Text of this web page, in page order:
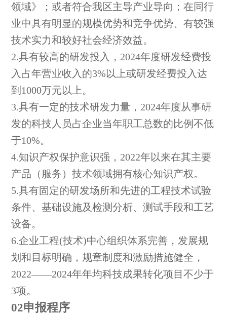
领域》；或者符合我区主导产业导向；在同行
业中具有明显的规模优势和竞争优势、有较强
技术实力和较好社会经济效益。
2.具有较高的研发投入，2024年度研发经费投
入占年营业收入的3%以上或研发经费投入达
到1000万元以上。
3.具有一定的技术研发力量，2024年度从事研
发的科技人员占企业当年职工总数的比例不低
于10%。
4.知识产权保护意识强，2022年以来在其主要
产品（服务）技术领域拥有核心知识产权。
5.具有固定的研发场所和先进的工程技术试验
条件、基础设施及检测分析、测试手段和工艺
设备。
6.企业工程(技术)中心组织体系完善，发展规
划和目标明确，规章制度和激励措施健全，
2022——2024年年均科技成果转化项目不少于
3项。
02申报程序